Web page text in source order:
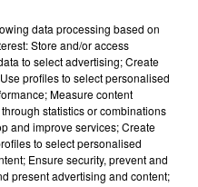
ÇA, MOI L'ANNÉE
data processing based on
Store and/or access
to select advertising; Create
profiles to select personalised
Measure content
statistics or combinations
and improve services; Create
to select personalised
Ensure security, prevent and
present advertising and content;